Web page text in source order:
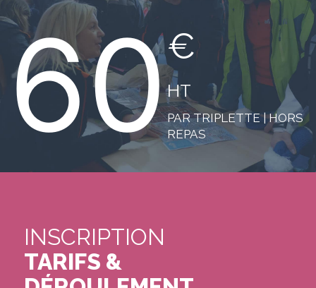
60€
HT
PAR TRIPLETTE | HORS
REPAS
INSCRIPTION
TARIFS &